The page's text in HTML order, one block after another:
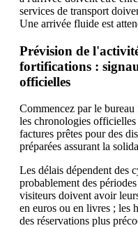
services de transport
Une arrivée fluide est
Prévision de
fortifications :
officielles
Commencez par le
les chronologies officielles
factures prêtes pour des
préparées assurant la
Les délais dépendent des
probablement des
visiteurs doivent avoir
en euros ou en livres ; les
des réservations plus